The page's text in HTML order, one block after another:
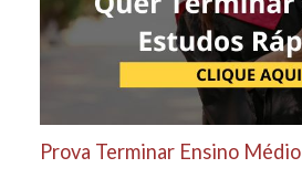
Prova Terminar Ensino Médio